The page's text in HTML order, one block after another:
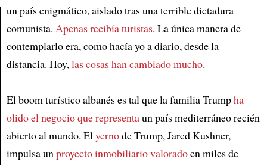
Article
un país enigmático, aislado tras una terrible dictadura
comunista. Apenas recibía turistas. La única manera de
contemplarlo era, como hacía yo a diario, desde la
distancia. Hoy,las cosas han cambiado mucho.
El boom turístico albanés es tal que la familia Trumpha
olido el negocio que representaun país mediterráneo recién
abierto al mundo. Elyernode Trump, Jared Kushner,
impulsa unproyecto inmobiliario valoradoen miles de